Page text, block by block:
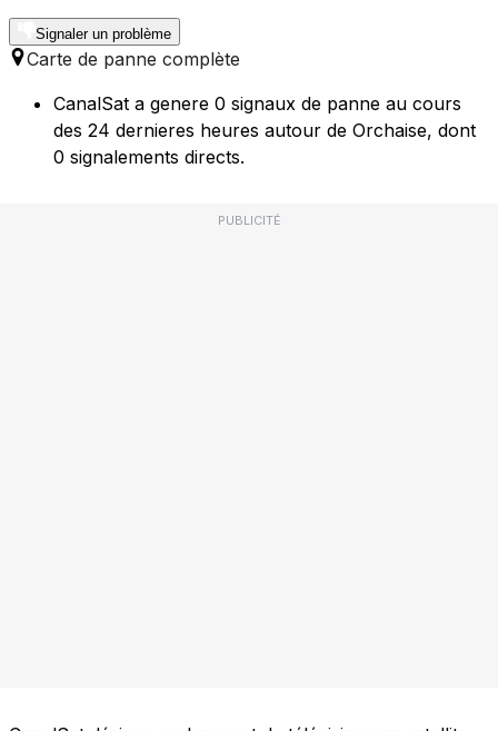
Signaler un problème
Carte de panne complète
CanalSat a genere 0 signaux de panne au cours
des 24 dernieres heures autour de Orchaise, dont
0 signalements directs.
PUBLICITÉ